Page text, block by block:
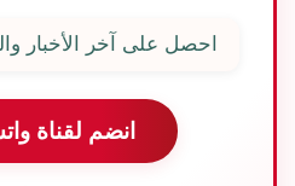
احصل على آخر الأخبار
انضم لقناة